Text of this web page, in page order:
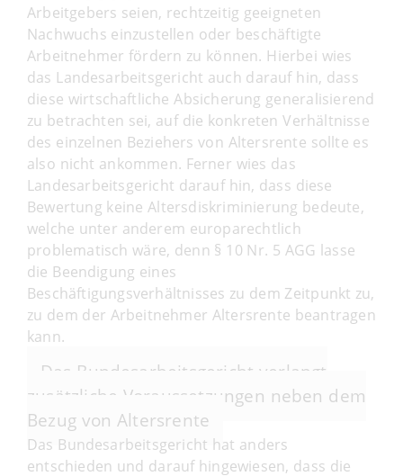
Arbeitgebers seien, rechtzeitig geeigneten
Nachwuchs einzustellen oder beschäftigte
Arbeitnehmer fördern zu können. Hierbei wies
das Landesarbeitsgericht auch darauf hin, dass
diese wirtschaftliche Absicherung generalisierend
zu betrachten sei, auf die konkreten Verhältnisse
des einzelnen Beziehers von Altersrente sollte es
also nicht ankommen. Ferner wies das
Landesarbeitsgericht darauf hin, dass diese
Bewertung keine Altersdiskriminierung bedeute,
welche unter anderem europarechtlich
problematisch wäre, denn § 10 Nr. 5 AGG lasse
die Beendigung eines
Beschäftigungsverhältnisses zu dem Zeitpunkt zu,
zu dem der Arbeitnehmer Altersrente beantragen
kann.
Das Bundesarbeitsgericht verlangt
zusätzliche Voraussetzungen neben dem
Bezug von Altersrente
Das Bundesarbeitsgericht hat anders
entschieden und darauf hingewiesen, dass die